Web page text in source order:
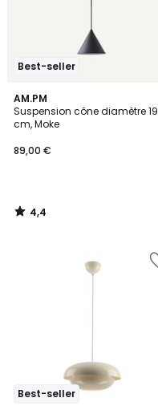
Best-seller
AM.PM
Suspension cône diamètre 19
cm, Moke
89,00 €
4,4
/ 5
4,4
/
Best-seller